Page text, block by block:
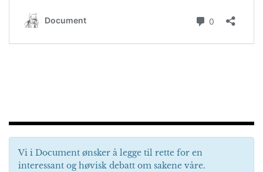
Vi i Document ønsker å legge til rette for en
interessant og høvisk debatt om sakene våre.